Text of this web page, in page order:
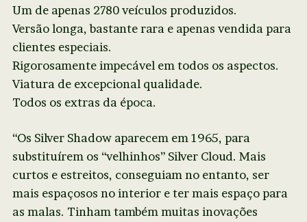
Um de apenas 2780 veículos produzidos.
Versão longa, bastante rara e apenas vendida para
clientes especiais.
Rigorosamente impecável em todos os aspectos.
Viatura de excepcional qualidade.
Todos os extras da época.
“Os Silver Shadow aparecem em 1965, para
substituírem os “velhinhos” Silver Cloud. Mais
curtos e estreitos, conseguiam no entanto, ser
mais espaçosos no interior e ter mais espaço para
as malas. Tinham também muitas inovações